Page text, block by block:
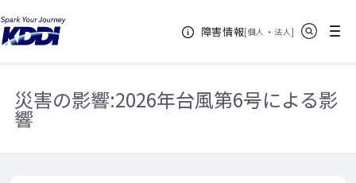
障害情報[個人 ・ 法人新規ウィンドウ
]
メニュー
KDDIホーム
電話サービスがご利用できない、ご利用しづらい状況について（6月2日 午後1
時40分時点）
災害の影響:2026年台風第6号による影
響